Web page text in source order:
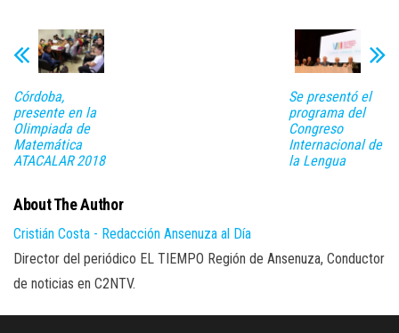
Córdoba,
presente en la
Olimpiada de
Matemática
ATACALAR 2018
Se presentó el
programa del
Congreso
Internacional de
la Lengua
About The Author
Cristián Costa - Redacción Ansenuza al Día
Director del periódico EL TIEMPO Región de Ansenuza, Conductor
de noticias en C2NTV.